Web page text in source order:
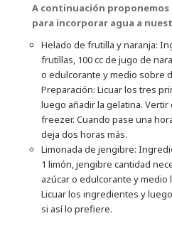
A continuación
para incorporar agua a
Helado de frutilla y naranja:
frutillas, 100 cc de jugo de
o edulcorante y medio sobre
Preparación: Licuar los tres
luego añadir la gelatina. Vertir
freezer. Cuando pase una
deja dos horas más.
Limonada de jengibre:
1 limón, jengibre cantidad
azúcar o edulcorante y medio
Licuar los ingredientes y
si así lo prefiere.